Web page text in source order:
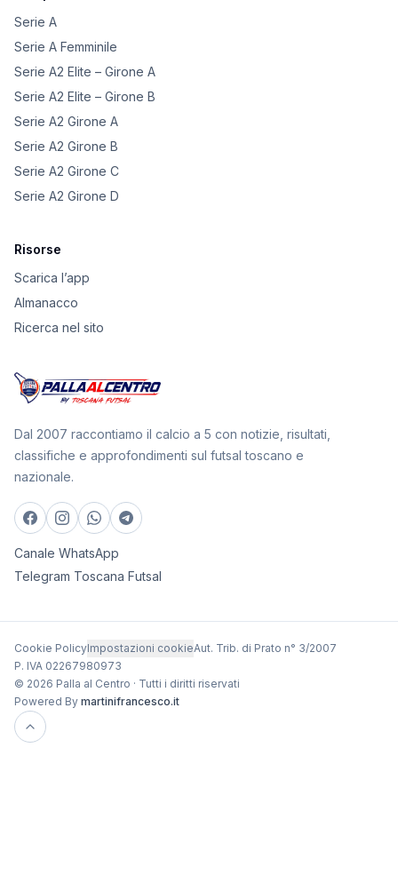
Serie A
Serie A Femminile
Serie A2 Elite – Girone A
Serie A2 Elite – Girone B
Serie A2 Girone A
Serie A2 Girone B
Serie A2 Girone C
Serie A2 Girone D
Risorse
Scarica l’app
Almanacco
Ricerca nel sito
Dal 2007 raccontiamo il calcio a 5 con notizie, risultati,
classifiche e approfondimenti sul futsal toscano e
nazionale.
Canale WhatsApp
Telegram Toscana Futsal
Cookie PolicyImpostazioni cookieAut. Trib. di Prato n° 3/2007
P. IVA 02267980973
© 2026 Palla al Centro · Tutti i diritti riservati
Powered By martinifrancesco.it